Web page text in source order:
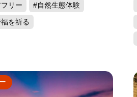
リー #自然生態体験
を祈る